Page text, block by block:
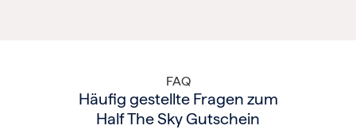
FAQ
Häufig gestellte Fragen zum
Half The Sky Gutschein